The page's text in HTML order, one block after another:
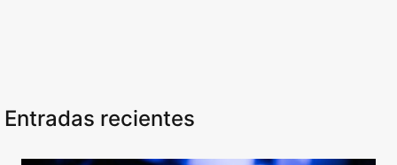
Entradas recientes